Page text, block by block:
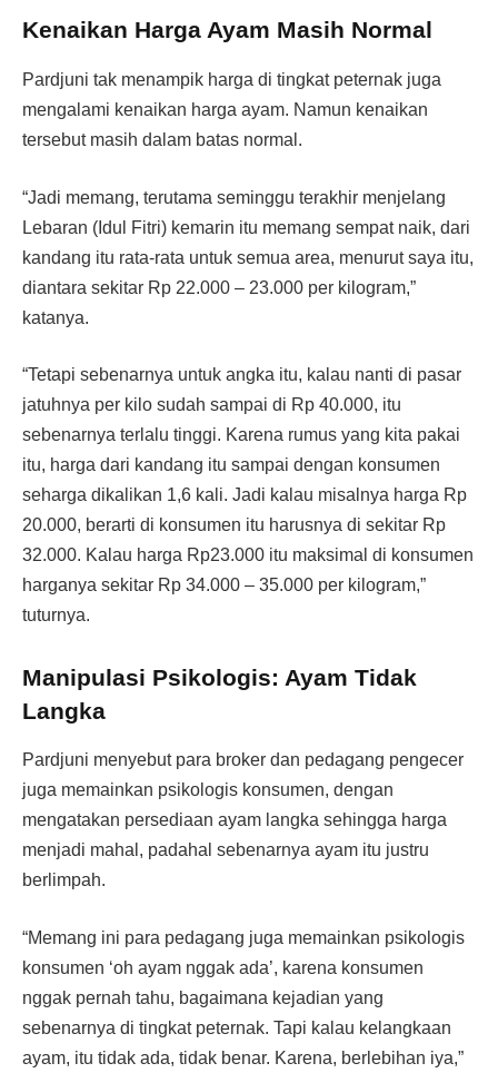
Kenaikan Harga Ayam Masih Normal
Pardjuni tak menampik harga di tingkat peternak juga
mengalami kenaikan harga ayam. Namun kenaikan
tersebut masih dalam batas normal.
“Jadi memang, terutama seminggu terakhir menjelang
Lebaran (Idul Fitri) kemarin itu memang sempat naik, dari
kandang itu rata-rata untuk semua area, menurut saya itu,
diantara sekitar Rp 22.000 – 23.000 per kilogram,”
katanya.
“Tetapi sebenarnya untuk angka itu, kalau nanti di pasar
jatuhnya per kilo sudah sampai di Rp 40.000, itu
sebenarnya terlalu tinggi. Karena rumus yang kita pakai
itu, harga dari kandang itu sampai dengan konsumen
seharga dikalikan 1,6 kali. Jadi kalau misalnya harga Rp
20.000, berarti di konsumen itu harusnya di sekitar Rp
32.000. Kalau harga Rp23.000 itu maksimal di konsumen
harganya sekitar Rp 34.000 – 35.000 per kilogram,”
tuturnya.
Manipulasi Psikologis: Ayam Tidak
Langka
Pardjuni menyebut para broker dan pedagang pengecer
juga memainkan psikologis konsumen, dengan
mengatakan persediaan ayam langka sehingga harga
menjadi mahal, padahal sebenarnya ayam itu justru
berlimpah.
“Memang ini para pedagang juga memainkan psikologis
konsumen ‘oh ayam nggak ada’, karena konsumen
nggak pernah tahu, bagaimana kejadian yang
sebenarnya di tingkat peternak. Tapi kalau kelangkaan
ayam, itu tidak ada, tidak benar. Karena, berlebihan iya,”